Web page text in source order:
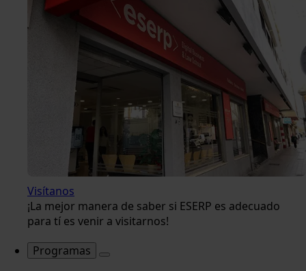
Visítanos
¡La mejor manera de saber si ESERP es adecuado
para tí es venir a visitarnos!
Programas